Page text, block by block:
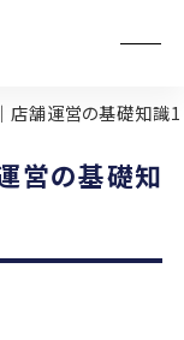
店舗運営の基礎知識1
営の基礎知